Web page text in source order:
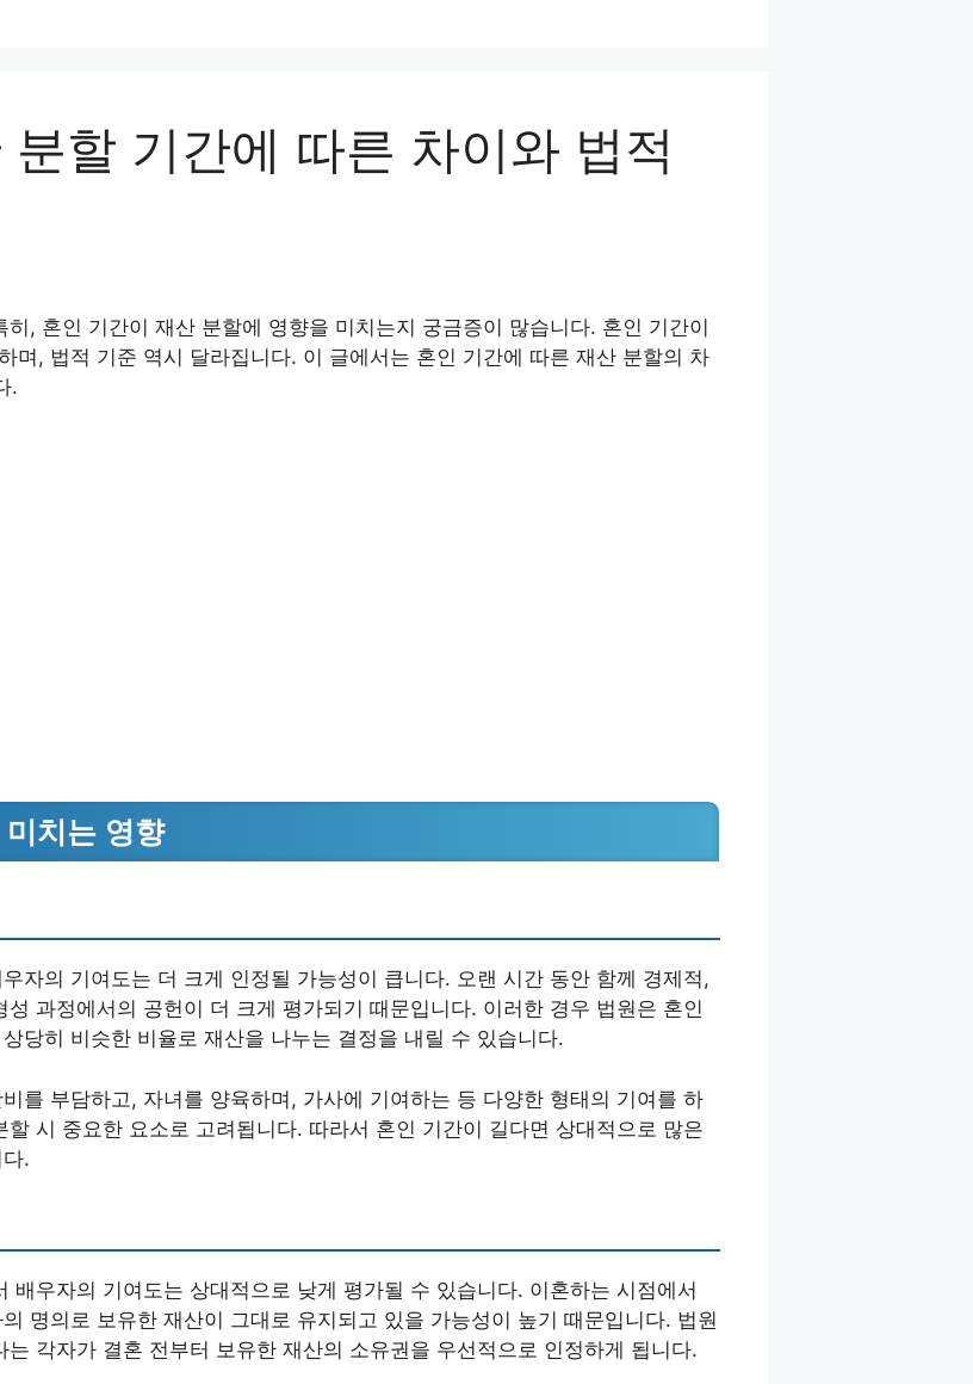
할 기간에 따른 차이와 법적
, 혼인 기간이 재산 분할에 영향을 미치는지 궁금증이 많습니다. 혼인 기간이
며, 법적 기준 역시 달라집니다. 이 글에서는 혼인 기간에 따른 재산 분할의 차
.
치는 영향
자의 기여도는 더 크게 인정될 가능성이 큽니다. 오랜 시간 동안 함께 경제적,
과정에서의 공헌이 더 크게 평가되기 때문입니다. 이러한 경우 법원은 혼인
당히 비슷한 비율로 재산을 나누는 결정을 내릴 수 있습니다.
를 부담하고, 자녀를 양육하며, 가사에 기여하는 등 다양한 형태의 기여를 하
시 중요한 요소로 고려됩니다. 따라서 혼인 기간이 길다면 상대적으로 많은
.
배우자의 기여도는 상대적으로 낮게 평가될 수 있습니다. 이혼하는 시점에서
명의로 보유한 재산이 그대로 유지되고 있을 가능성이 높기 때문입니다. 법원
각자가 결혼 전부터 보유한 재산의 소유권을 우선적으로 인정하게 됩니다.